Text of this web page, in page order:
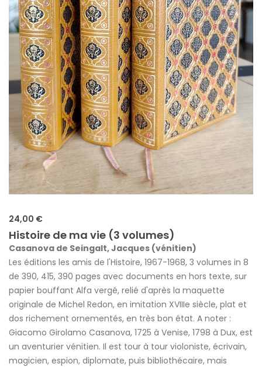
24,00 €
Histoire de ma vie (3 volumes)
Casanova de Seingalt, Jacques (vénitien)
Les éditions les amis de l'Histoire, 1967-1968, 3 volumes in 8
de 390, 415, 390 pages avec documents en hors texte, sur
papier bouffant Alfa vergé, relié d'après la maquette
originale de Michel Redon, en imitation XVIIIe siècle, plat et
dos richement ornementés, en très bon état. A noter :
Giacomo Girolamo Casanova, 1725 à Venise, 1798 à Dux, est
un aventurier vénitien. Il est tour à tour violoniste, écrivain,
magicien, espion, diplomate, puis bibliothécaire, mais